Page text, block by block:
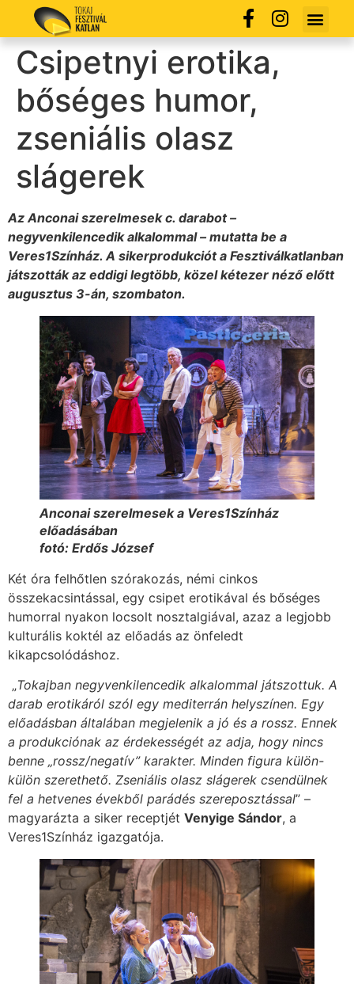
Csipetnyi erotika,
bőséges humor,
zseniális olasz
slágerek
Az Anconai szerelmesek c. darabot –
negyvenkilencedik alkalommal – mutatta be a
Veres1Színház. A sikerprodukciót a Fesztiválkatlanban
játszották az eddigi legtöbb, közel kétezer néző előtt
augusztus 3-án, szombaton.
Anconai szerelmesek a Veres1Színház
előadásában
fotó: Erdős József
Két óra felhőtlen szórakozás, némi cinkos
összekacsintással, egy csipet erotikával és bőséges
humorral nyakon locsolt nosztalgiával, azaz a legjobb
kulturális koktél az előadás az önfeledt
kikapcsolódáshoz.
„Tokajban negyvenkilencedik alkalommal játszottuk. A
darab erotikáról szól egy mediterrán helyszínen. Egy
előadásban általában megjelenik a jó és a rossz. Ennek
a produkciónak az érdekességét az adja, hogy nincs
benne „rossz/negatív” karakter. Minden figura külön-
külön szerethető. Zseniális olasz slágerek csendülnek
fel a hetvenes évekből parádés szereposztással” –
magyarázta a siker receptjét Venyige Sándor, a
Veres1Színház igazgatója.